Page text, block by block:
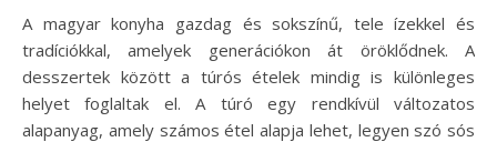
A magyar konyha gazdag és sokszínű, tele ízekkel és
tradíciókkal, amelyek generációkon át öröklődnek. A
desszertek között a túrós ételek mindig is különleges
helyet foglaltak el. A túró egy rendkívül változatos
alapanyag, amely számos étel alapja lehet, legyen szó sós